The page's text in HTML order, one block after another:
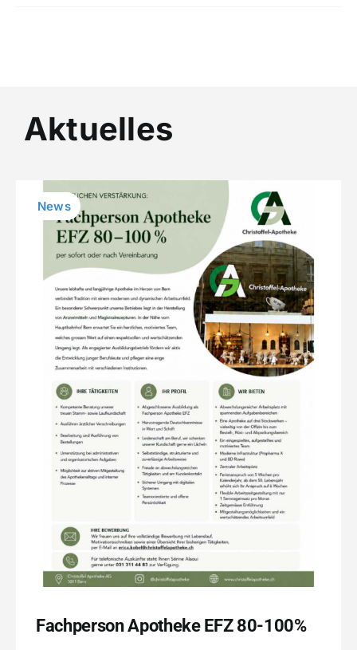
Aktuelles
News
Fachperson Apotheke EFZ 80-100%